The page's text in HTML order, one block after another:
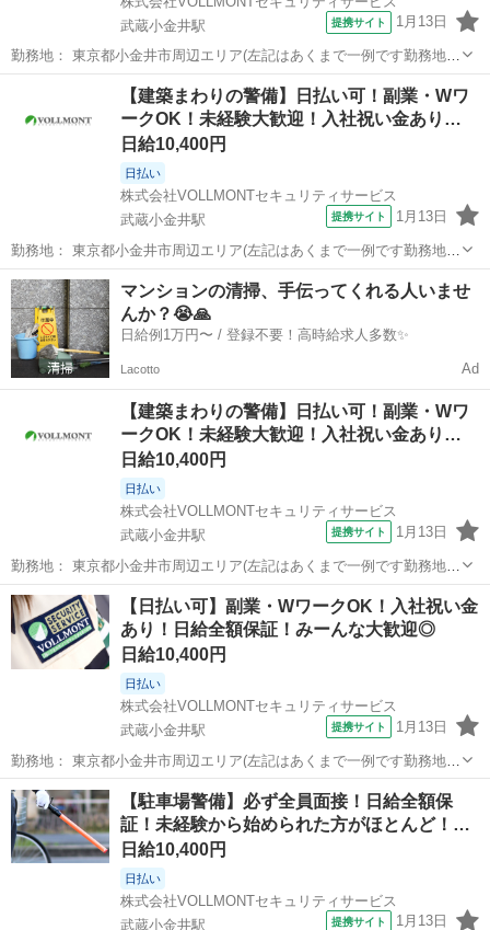
武蔵小金井駅
提携サイト 1月13日
勤務地： 東京都小金井市周辺エリア(左記はあくまで一例です勤務地多
数あり) 武蔵小金井駅 徒歩5分 ／ 東小金井駅 徒歩5分 ／ 新小金井駅
徒歩5分 週勤務日時： 週1日~ 09:00〜18:00／20:00〜05:0...
小金井市 武蔵小金井駅 警備員
【建築まわりの警備】日払い可！副業・Wワ
ークOK！未経験大歓迎！入社祝い金あり…
日給10,400円
日払い
株式会社VOLLMONTセキュリティサービス
武蔵小金井駅
提携サイト 1月13日
勤務地： 東京都小金井市周辺エリア(左記はあくまで一例です勤務地多
数あり) 武蔵小金井駅 徒歩5分 ／ 東小金井駅 徒歩5分 ／ 新小金井駅
徒歩5分 週勤務日時： 週1日~ 09:00〜18:00／20:00〜05:0...
東京 小金井市 武蔵小金井駅 警備員
マンションの清掃、手伝ってくれる人いませ
んか？😭🙏
日給例1万円〜 / 登録不要！高時給求人多数✨
Lacotto Ad
【建築まわりの警備】日払い可！副業・Wワ
ークOK！未経験大歓迎！入社祝い金あり…
日給10,400円
日払い
株式会社VOLLMONTセキュリティサービス
武蔵小金井駅
提携サイト 1月13日
勤務地： 東京都小金井市周辺エリア(左記はあくまで一例です勤務地多
数あり) 武蔵小金井駅 徒歩5分 ／ 東小金井駅 徒歩5分 ／ 新小金井駅
徒歩5分 週勤務日時： 週1日~ 09:00〜18:00／20:00〜05:0...
東京 小金井市 武蔵小金井駅
【日払い可】副業・WワークOK！入社祝い金
あり！日給全額保証！みーんな大歓迎◎
日給10,400円
日払い
株式会社VOLLMONTセキュリティサービス
武蔵小金井駅
提携サイト 1月13日
勤務地： 東京都小金井市周辺エリア(左記はあくまで一例です勤務地多
数あり) 武蔵小金井駅 徒歩5分 ／ 東小金井駅 徒歩5分 ／ 新小金井駅
徒歩5分 週勤務日時： 週1日~ 09:00〜18:00／20:00〜05:0...
東京 小金井市 武蔵小金井駅 警備員
【駐車場警備】必ず全員面接！日給全額保
証！未経験から始められた方がほとんど！
入…
日給10,400円
日払い
株式会社VOLLMONTセキュリティサービス
武蔵小金井駅
提携サイト 1月13日